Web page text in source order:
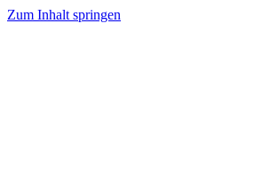
Zum Inhalt springen